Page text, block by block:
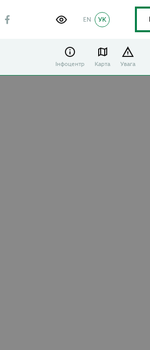
УК
EN
Інфоцентр Карта Увага